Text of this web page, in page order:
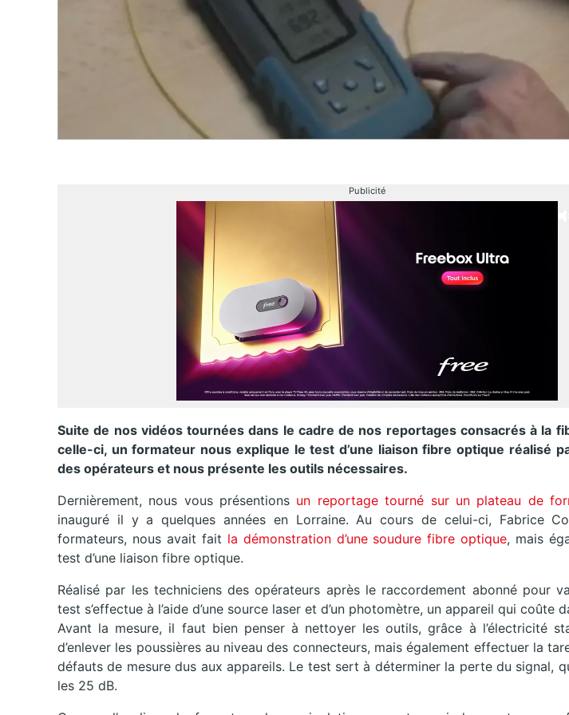
Publicité
Suite de nos vidéos tournées dans le cadre de nos reportages consacrés à la
celle-ci, un formateur nous explique le test d’une liaison fibre optique réalisé
des opérateurs et nous présente les outils nécessaires.
Dernièrement, nous vous présentions un reportage tourné sur un plateau de
inauguré il y a quelques années en Lorraine. Au cours de celui-ci, Fabrice
formateurs, nous avait fait la démonstration d’une soudure fibre optique, mais
test d’une liaison fibre optique.
Réalisé par les techniciens des opérateurs après le raccordement abonné pour
test s’effectue à l’aide d’une source laser et d’un photomètre, un appareil qui coûte
Avant la mesure, il faut bien penser à nettoyer les outils, grâce à l’électricité
d’enlever les poussières au niveau des connecteurs, mais également effectuer la
défauts de mesure dus aux appareils. Le test sert à déterminer la perte du signal,
les 25 dB.